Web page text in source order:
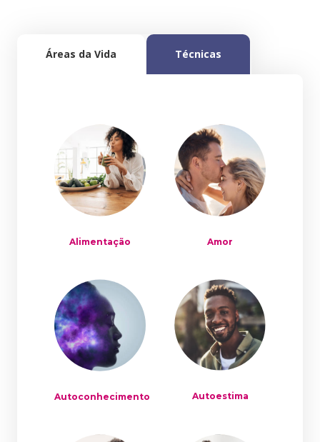
Áreas da Vida Técnicas
Alimentação Amor
Autoconhecimento Autoestima